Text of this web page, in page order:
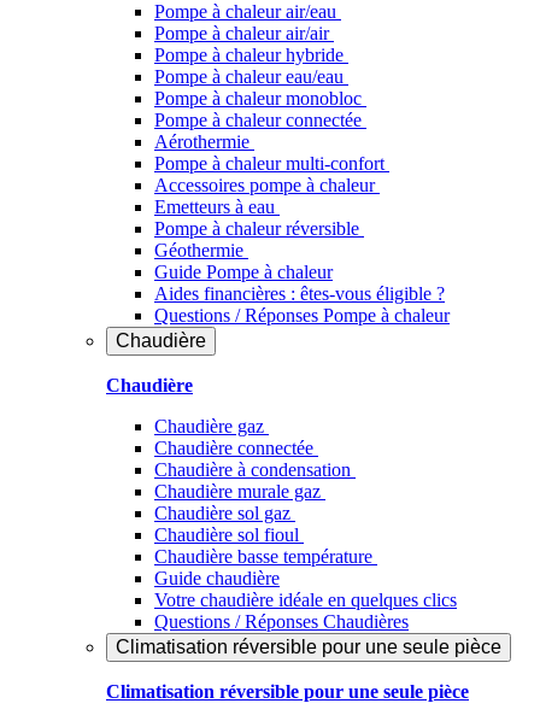
Pompe à chaleur air/eau
Pompe à chaleur air/air
Pompe à chaleur hybride
Pompe à chaleur​ eau/eau
Pompe à chaleur monobloc
Pompe à chaleur connectée
Aérothermie
Pompe à chaleur multi-confort
Accessoires pompe à chaleur
Emetteurs à eau
Pompe à chaleur réversible
Géothermie
Guide Pompe à chaleur
Aides financières : êtes-vous éligible ?
Questions / Réponses Pompe à chaleur
Chaudière
Chaudière
Chaudière gaz
Chaudière connectée
Chaudière à condensation
Chaudière murale gaz
Chaudière sol gaz
Chaudière sol fioul
Chaudière basse température
Guide chaudière
Votre chaudière idéale en quelques clics
Questions / Réponses Chaudières
Climatisation réversible pour une seule pièce
Climatisation réversible pour une seule pièce